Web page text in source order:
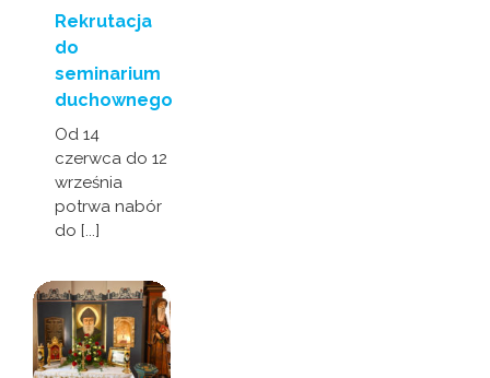
Rekrutacja
do
seminarium
duchownego
Od 14
czerwca do 12
września
potrwa nabór
do [...]